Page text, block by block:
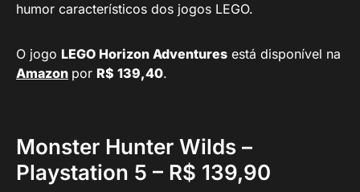
humor característicos dos jogos LEGO.
O jogo LEGO Horizon Adventures está disponível na
Amazon por R$ 139,40.
Monster Hunter Wilds –
Playstation 5 – R$ 139,90